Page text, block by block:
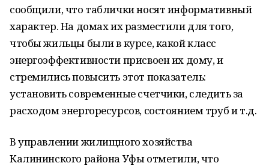
сообщили, что таблички носят информативный
характер. На домах их разместили для того,
чтобы жильцы были в курсе, какой класс
энергоэффективности присвоен их дому, и
стремились повысить этот показатель:
установить современные счетчики, следить за
расходом энергоресурсов, состоянием труб и т.д.
В управлении жилищного хозяйства
Калининского района Уфы отметили, что